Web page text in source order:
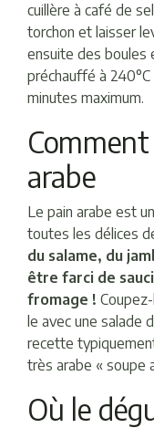
cuillère à café de
torchon et laisser
ensuite des boules
préchauffé à
minutes maximum.
arabe
Le pain arabe est
toutes les délices
du salame, du
être farci de
fromage !
le avec une salade
recette
très arabe « soupe
Où le